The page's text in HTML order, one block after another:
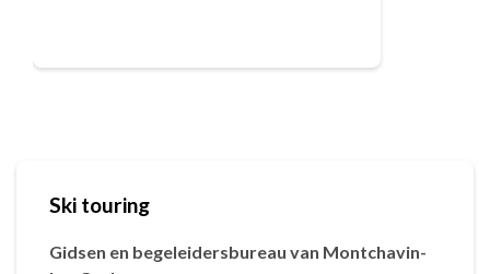
Ski touring
Gidsen en begeleidersbureau van Montchavin-